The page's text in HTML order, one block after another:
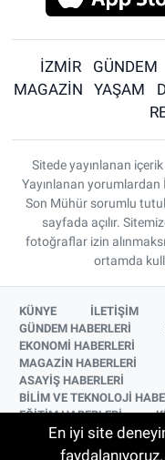
İZMİR GÜNDEM
MAGAZİN
YAŞAM
Sitede yayınlanan
Yayınlanan yorumlardan
Son Mühür sorumlu
sayfada açılır.
fotoğraflar izin
ortamda
KÜNYE İLETİŞİM
GÜNDEM HABERLERİ
EKONOMİ HABERLERİ
MAGAZİN HABERLERİ
ASAYİŞ HABERLERİ
BİLİM VE TEKNOLOJİ
EĞİTİM HABERLERİ
SAĞLIK HABERLERİ
YEREL HABERLER
En iyi site